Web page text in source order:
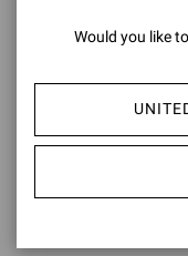
Sie haben
Would you like